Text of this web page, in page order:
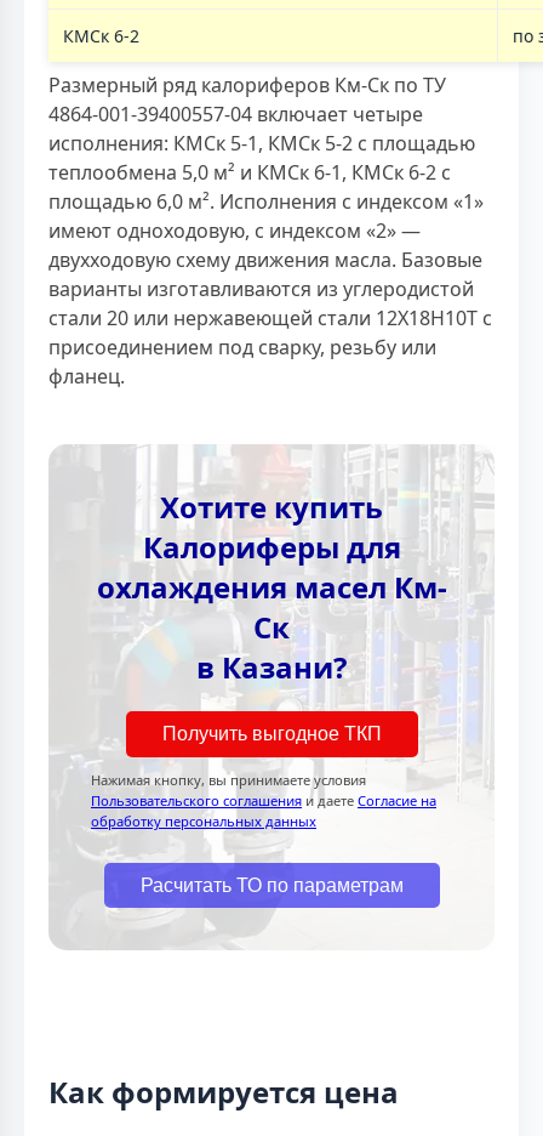
КМСк 6-2 по
Размерный ряд калориферов Км-Ск по ТУ
4864-001-39400557-04 включает четыре
исполнения: КМСк 5-1, КМСк 5-2 с площадью
теплообмена 5,0 м² и КМСк 6-1, КМСк 6-2 с
площадью 6,0 м². Исполнения с индексом «1»
имеют одноходовую, с индексом «2» —
двухходовую схему движения масла. Базовые
варианты изготавливаются из углеродистой
стали 20 или нержавеющей стали 12Х18Н10Т с
присоединением под сварку, резьбу или
фланец.
Хотите купить
Калориферы для
охлаждения масел Км-
Ск
в Казани?
Получить выгодное ТКП
Нажимая кнопку, вы принимаете условия
Пользовательского соглашения и даете Согласие на
обработку персональных данных
Расчитать ТО по параметрам
Как формируется цена